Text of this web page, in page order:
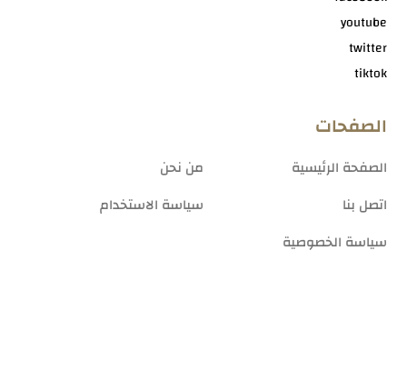
الصفحات
الصفحة الرئيسية
من نحن
اتصل بنا
سياسة الاستخدام
سياسة الخصوصية
youtube
twitter
tiktok